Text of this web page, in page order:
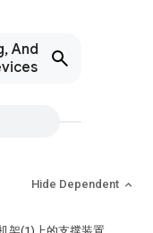
And
Hide Dependent